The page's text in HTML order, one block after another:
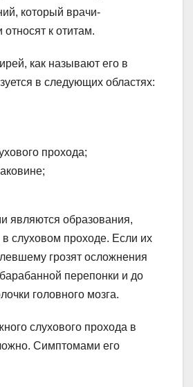
который врачи-
относят к отитам.
как называют его в
в следующих областях:
прохода;
являются образования,
слуховом проходе. Если их
грозят осложнения
перепонки и до
головного мозга.
слухового прохода в
Симптомами его